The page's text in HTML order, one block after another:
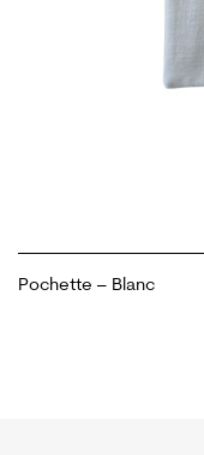
Pochette – Blanc